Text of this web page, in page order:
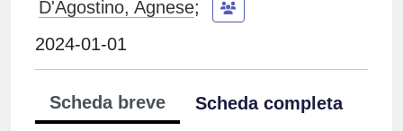
D'Agostino, Agnese;
2024-01-01
Scheda breve
Scheda completa